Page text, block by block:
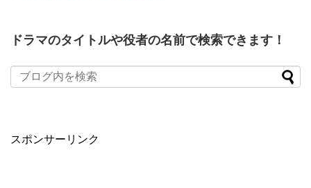
ドラマのタイトルや役者の名前で検索できます！
スポンサーリンク